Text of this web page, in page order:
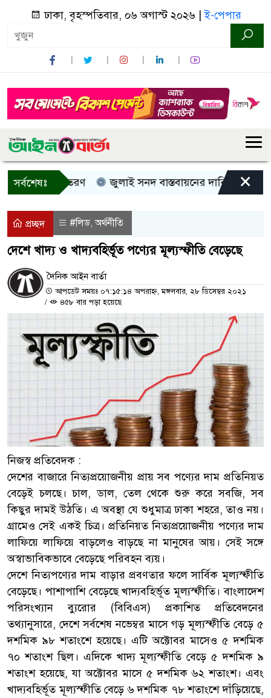
ঢাকা, বৃহস্পতিবার, ০৬ অগাস্ট ২০২৬ |ই-পেপার
সর্বশেষঃবিতরণ জুলাই সনদ বাস্তবায়নের দাবিতে ×
প্রচ্ছদ #লিড,অর্থনীতি
দেশে খাদ্য ও খাদ্যবহির্ভূত পণ্যের মূল্যস্ফীতি বেড়েছে
দৈনিক আইন বার্তা
আপডেট সময়ঃ ০৭:১৫:১৪ অপরাহ্ন, মঙ্গলবার, ২৮ ডিসেম্বর ২০২১
/
৪৫৮ বার পড়া হয়েছে
নিজস্ব প্রতিবেদক :
দেশের বাজারে নিত্যপ্রয়োজনীয় প্রায় সব পণ্যের দাম প্রতিনিয়ত
বেড়েই চলছে। চাল, ডাল, তেল থেকে শুরু করে সবজি, সব
কিছুর দামই উঠতি। এ অবস্থা যে শুধুমাত্র ঢাকা শহরে, তাও নয়।
গ্রামেও সেই একই চিত্র। প্রতিনিয়ত নিত্যপ্রয়োজনীয় পণ্যের দাম
লাফিয়ে লাফিয়ে বাড়লেও বাড়ছে না মানুষের আয়। সেই সঙ্গে
অস্বাভাবিকভাবে বেড়েছে পরিবহন ব্যয়।
দেশে নিত্যপণ্যের দাম বাড়ার প্রবণতার ফলে সার্বিক মূল্যস্ফীতি
বেড়েছে। পাশাপাশি বেড়েছে খাদ্যবহির্ভূত মূল্যস্ফীতি। বাংলাদেশ
পরিসংখ্যান ব্যুরোর (বিবিএস) প্রকাশিত প্রতিবেদনের
তথ্যানুসারে, দেশে সর্বশেষ নভেম্বর মাসে গড় মূল্যস্ফীতি বেড়ে ৫
দশমিক ৯৮ শতাংশে হয়েছে। এটি অক্টোবর মাসেও ৫ দশমিক
৭০ শতাংশ ছিল। এদিকে খাদ্য মূল্যস্ফীতি বেড়ে ৫ দশমিক ৯
শতাংশ হয়েছে, যা অক্টোবর মাসে ৫ দশমিক ৬২ শতাংশ। এবং
খাদ্যবহির্ভূত মূল্যস্ফীতি বেড়ে ৬ দশমিক ৭৮ শতাংশে দাঁড়িয়েছে,